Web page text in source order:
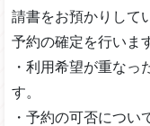
請書をお預かりして
予約の確定を行いま
・利用希望が重なっ
す。
・予約の可否につい